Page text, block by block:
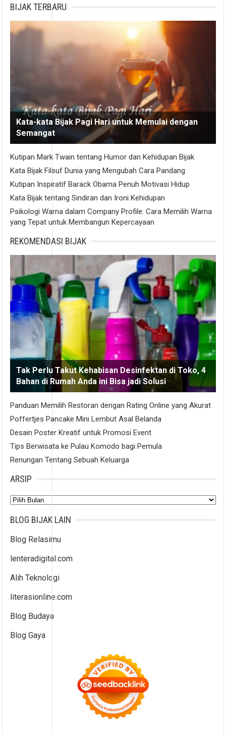
BIJAK TERBARU
Kata-kata Bijak Pagi Hari untuk Memulai dengan
Semangat
Kutipan Mark Twain tentang Humor dan Kehidupan Bijak
Kata Bijak Filsuf Dunia yang Mengubah Cara Pandang
Kutipan Inspiratif Barack Obama Penuh Motivasi Hidup
Kata Bijak tentang Sindiran dan Ironi Kehidupan
Psikologi Warna dalam Company Profile: Cara Memilih Warna
yang Tepat untuk Membangun Kepercayaan
REKOMENDASI BIJAK
Tak Perlu Takut Kehabisan Desinfektan di Toko, 4
Bahan di Rumah Anda ini Bisa jadi Solusi
Panduan Memilih Restoran dengan Rating Online yang Akurat
Poffertjes Pancake Mini Lembut Asal Belanda
Desain Poster Kreatif untuk Promosi Event
Tips Berwisata ke Pulau Komodo bagi Pemula
Renungan Tentang Sebuah Keluarga
ARSIP
Arsip
BLOG BIJAK LAIN
Blog Relasimu
lenteradigital.com
Alih Teknologi
literasionline.com
Blog Budaya
Blog Gaya